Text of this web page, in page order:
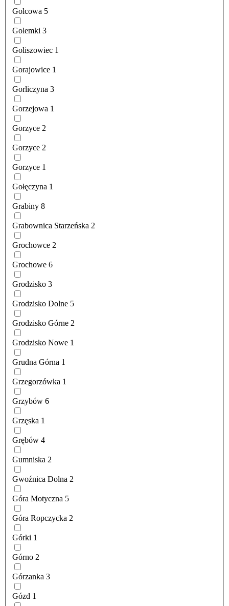
Golcowa 5
Golemki 3
Goliszowiec 1
Gorajowice 1
Gorliczyna 3
Gorzejowa 1
Gorzyce 2
Gorzyce 2
Gorzyce 1
Gołęczyna 1
Grabiny 8
Grabownica Starzeńska 2
Grochowce 2
Grochowe 6
Grodzisko 3
Grodzisko Dolne 5
Grodzisko Górne 2
Grodzisko Nowe 1
Grudna Górna 1
Grzegorzówka 1
Grzybów 6
Grzęska 1
Grębów 4
Gumniska 2
Gwoźnica Dolna 2
Góra Motyczna 5
Góra Ropczycka 2
Górki 1
Górno 2
Górzanka 3
Gózd 1